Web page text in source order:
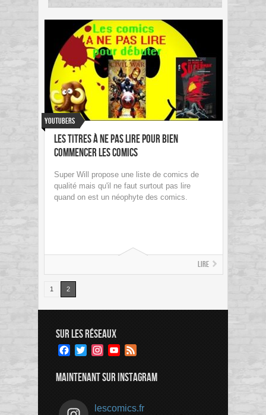
Youtubers
Les titres à NE PAS LIRE pour bien
commencer les comics
Super Will propose une liste de comics de
qualité mais qu'il ne faut surtout pas lire
quand on est un néophyte des comics.
Lire
1 2
SUR LES RÉSEAUX
Facebook
TwitterInstagramYouTube
MAINTENANT SUR INSTAGRAM
lescomics.fr